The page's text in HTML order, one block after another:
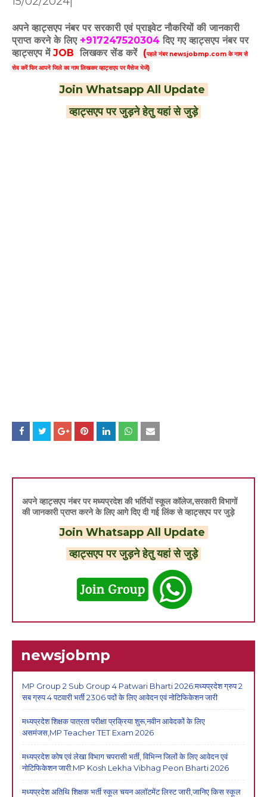
अपने व्हाट्सएप नंबर पर सरकारी एवं प्राइवेट नौकरियों की जानकारी
प्राप्त करने के लिए +917247520304 दिए गएव्हाट्सएपनंबर पर
व्हाट्सएप में JOB लिखकर सेंड करें (पहले नंबर newsjobmp.com के नाम से
सेव करें फिर आपनेजिले का नाम लिखकर व्हाट्सएप पर मैसेज भेजें)
Join Whatsapp All Update
व्हाट्सएप पर जुड़ने हेतु यहां से जुड़े
अपने व्हाट्सएप नंबर पर मध्यप्रदेश की भर्तियों स्कूल कॉलेज,सरकारी विभागों
की जानकारी प्राप्त करने के लिए आगे दिए दी गई लिंक से व्हाट्सएप पर जुड़े
Join Whatsapp All Update
व्हाट्सएप पर जुड़ने हेतु यहां से जुड़े
newsjobmp
MP Group 2 Sub Group 4 Patwari Bharti 2026:मध्यप्रदेश ग्रुप 2
सब ग्रुप 4 पटवारी भर्ती 2306 पदों के लिए आवेदन एवं नोटिफिकेशन जारी
मध्यप्रदेश शिक्षक पात्रता परीक्षा प्रक्रिया शुरू,नवीन आवेदकों के लिए
असमंजस,MP Teacher TET Exam 2026
मध्यप्रदेश कोष एवं लेखा विभाग चपरासी भर्ती, विभिन्न जिलों के लिए आवेदन एवं
नोटिफिकेशन जारी:MP Kosh Lekha Vibhag Peon Bharti 2026
मध्यप्रदेश अतिथि शिक्षक भर्ती स्कूल चयन अलॉटमेंट लिस्ट जारी,जानिए किस स्कूल